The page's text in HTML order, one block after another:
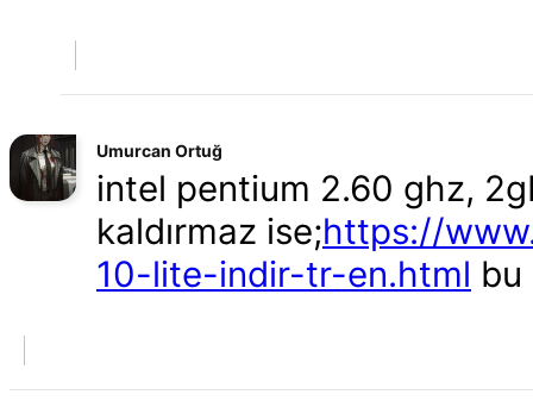
Umurcan Ortuğ
intel pentium 2.60 ghz,
kaldırmaz ise;https://
10-lite-indir-tr-en.html bu